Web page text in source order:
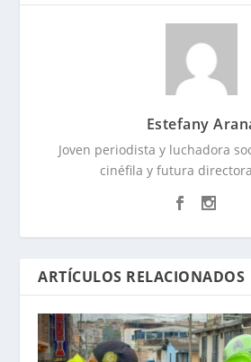
Estefany
Joven periodista y luchadora
cinéfila y futura
ARTÍCULOS RELACIONADOS